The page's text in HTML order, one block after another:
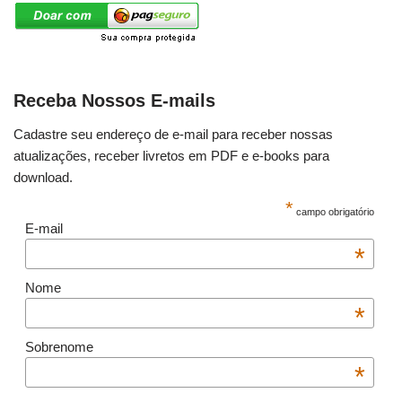
Receba Nossos E-mails
Cadastre seu endereço de e-mail para receber nossas
atualizações, receber livretos em PDF e e-books para
download.
* campo obrigatório
E-mail
*
Nome
*
Sobrenome
*